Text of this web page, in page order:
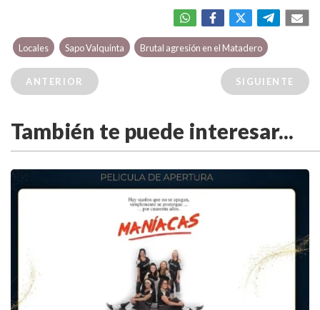
Locales Sapo Valquinta Brutal agresión en el Matadero
ANTERIOR SIGUIENTE
También te puede interesar...